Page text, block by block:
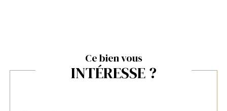
Ce bien vous
INTÉRESSE ?